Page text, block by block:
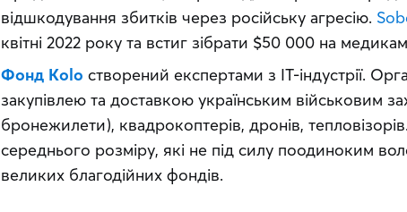
відшкодування збитків через російську агресію.
квітні 2022 року та встиг зібрати $50 000 на
Фонд Kolo створений експертами з ІТ-індустрії.
закупівлею та доставкою українським військовим
бронежилети), квадрокоптерів, дронів,
середнього розміру, які не під силу поодиноким
великих благодійних фондів.